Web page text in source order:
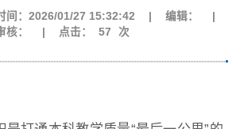
间：2026/01/27 15:32:42 编辑：
核：
点击： 57 次